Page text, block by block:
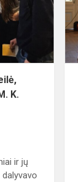
K.
ir jų